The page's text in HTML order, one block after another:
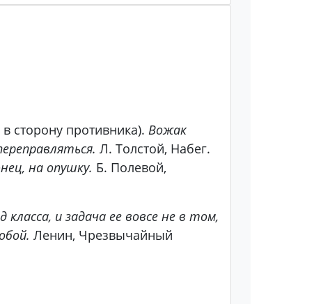
сторону противника). Вожак
Л. Толстой, Набег.
на опушку. Б. Полевой,
и задача ее вовсе не в том,
Ленин, Чрезвычайный